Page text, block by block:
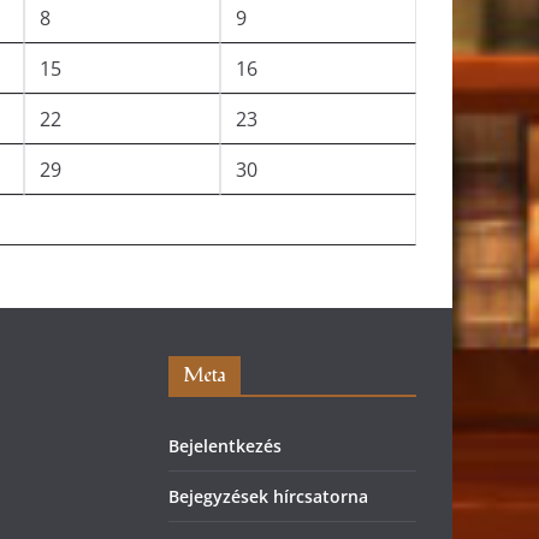
8
9
15
16
22
23
29
30
Meta
Bejelentkezés
Bejegyzések hírcsatorna